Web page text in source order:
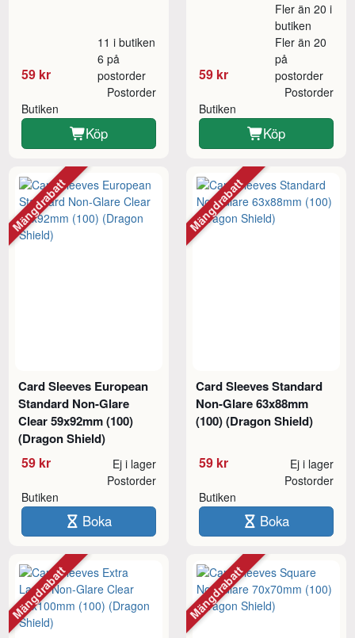
59 kr
11 i butiken
6 på
postorder
Butiken
Postorder
Köp
59 kr
Fler än 20 i
butiken
Fler än 20
på
postorder
Butiken
Postorder
Köp
Card Sleeves European
Standard Non-Glare
Clear 59x92mm (100)
(Dragon Shield)
59 kr Ej i lager
Butiken
Postorder
Boka
Mängdrabatt
Card Sleeves Standard
Non-Glare 63x88mm
(100) (Dragon Shield)
59 kr Ej i lager
Butiken
Postorder
Boka
Mängdrabatt
Mängdrabatt Mängdrabatt